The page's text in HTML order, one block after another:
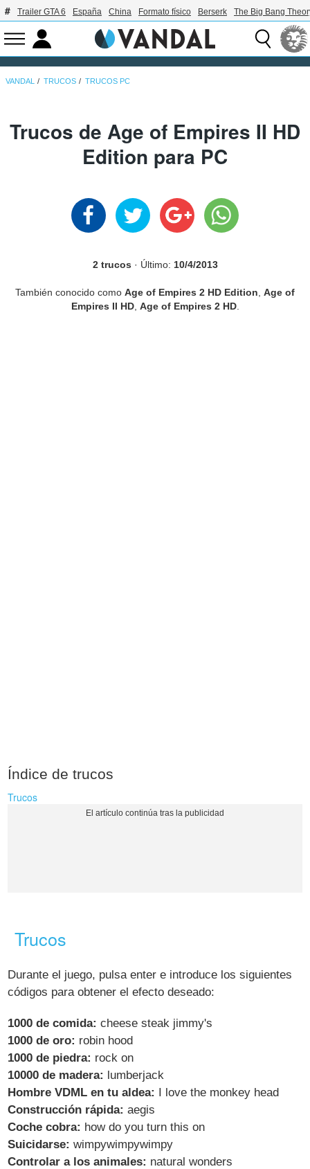
Trailer GTA 6 España China Formato físico Berserk The Big Bang
VANDAL TRUCOS TRUCOS PC
Trucos de Age of Empires II HD
Edition para PC
2 trucos · Último: 10/4/2013
También conocido como Age of Empires 2 HD Edition Age of
Empires II HD, Age of Empires 2 HD.
Índice de trucos
Trucos
Trucos
Durante el juego, pulsa enter e introduce los siguientes
códigos para obtener el efecto deseado:
1000 de comida: cheese steak jimmy's
1000 de oro: robin hood
1000 de piedra: rock on
10000 de madera: lumberjack
Hombre VDML en tu aldea: I love the monkey head
Construcción rápida: aegis
Coche cobra: how do you turn this on
Suicidarse: wimpywimpywimpy
Controlar a los animales: natural wonders